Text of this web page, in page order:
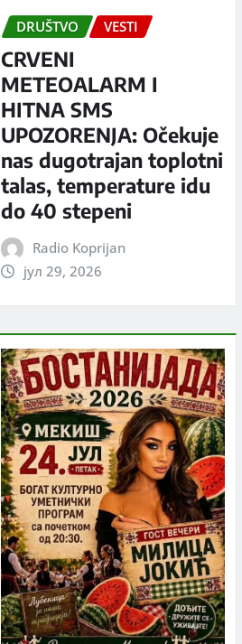
DRUŠTVO VESTI
CRVENI
METEOALARM I
HITNA SMS
UPOZORENJA: Očekuje
nas dugotrajan toplotni
talas, temperature idu
do 40 stepeni
Radio Koprijan
јул 29, 2026